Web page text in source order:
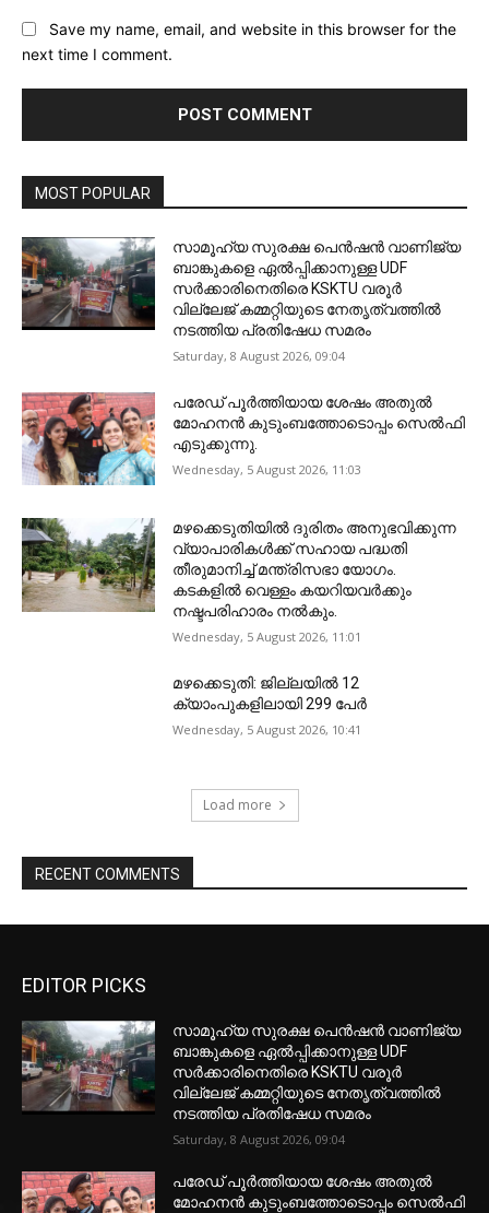
Save my name, email, and website in this browser for the
next time I comment.
MOST POPULAR
സാമൂഹ്യ സുരക്ഷ പെൻഷൻ വാണിജ്യ
ബാങ്കുകളെ ഏൽപ്പിക്കാനുള്ള UDF
സർക്കാരിനെതിരെ KSKTU വരൂർ
വില്ലേജ് കമ്മറ്റിയുടെ നേതൃത്വത്തിൽ
നടത്തിയ പ്രതിഷേധ സമരം
Saturday, 8 August 2026, 09:04
പരേഡ് പൂര്‍ത്തിയായ ശേഷം അതുൽ
മോഹനൻ കുടുംബത്തോടൊപ്പം സെൽഫി
എടുക്കുന്നു.
Wednesday, 5 August 2026, 11:03
മഴക്കെടുതിയിൽ ദുരിതം അനുഭവിക്കുന്ന
വ്യാപാരികൾക്ക് സഹായ പദ്ധതി
തീരുമാനിച്ച് മന്ത്രിസഭാ യോഗം.
കടകളിൽ വെള്ളം കയറിയവർക്കും
നഷ്ടപരിഹാരം നൽകും.
Wednesday, 5 August 2026, 11:01
മഴക്കെടുതി: ജില്ലയിൽ 12
ക്യാംപുകളിലായി 299 പേർ
Wednesday, 5 August 2026, 10:41
Load more
RECENT COMMENTS
EDITOR PICKS
സാമൂഹ്യ സുരക്ഷ പെൻഷൻ വാണിജ്യ
ബാങ്കുകളെ ഏൽപ്പിക്കാനുള്ള UDF
സർക്കാരിനെതിരെ KSKTU വരൂർ
വില്ലേജ് കമ്മറ്റിയുടെ നേതൃത്വത്തിൽ
നടത്തിയ പ്രതിഷേധ സമരം
Saturday, 8 August 2026, 09:04
പരേഡ് പൂര്‍ത്തിയായ ശേഷം അതുൽ
മോഹനൻ കുടുംബത്തോടൊപ്പം സെൽഫി